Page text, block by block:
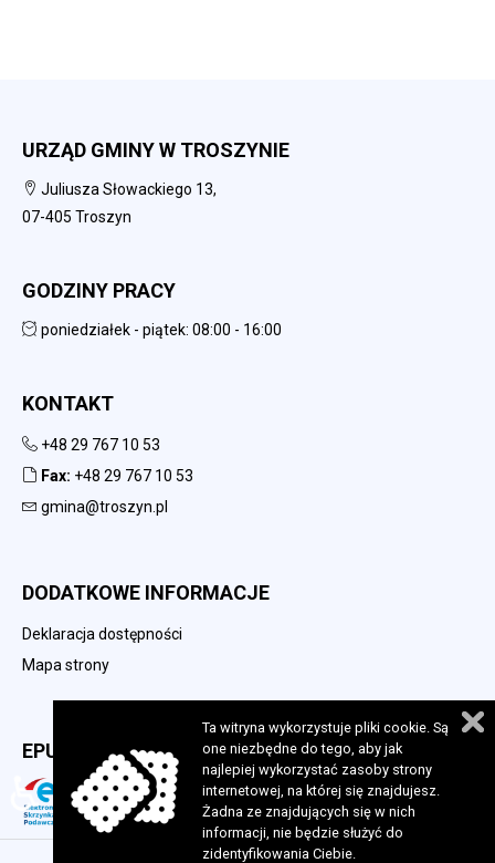
URZĄD GMINY W TROSZYNIE
Juliusza Słowackiego 13,
07-405 Troszyn
GODZINY PRACY
poniedziałek - piątek: 08:00 - 16:00
KONTAKT
+48 29 767 10 53
Fax: +48 29 767 10 53
gmina@troszyn.pl
DODATKOWE INFORMACJE
Deklaracja dostępności
Mapa strony
EPUAP
Ta witryna wykorzystuje pliki cookie. Są
one niezbędne do tego, aby jak
najlepiej wykorzystać zasoby strony
internetowej, na której się znajdujesz.
Żadna ze znajdujących się w nich
informacji, nie będzie służyć do
zidentyfikowania Ciebie.